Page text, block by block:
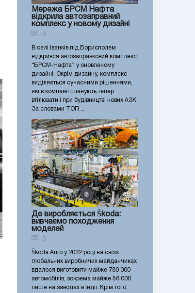
Мережа БРСМ Нафта
відкрила автозаправний
комплекс у новому дизайні
0
В селі Іванків під Борисполем
відкрився автозаправковий комплекс
“БРСМ-Нафта” у оновленому
дизайні. Окрім дизайну, комплекс
виділяється сучасними рішеннями,
які в компанії планують тепер
втілювати і при будівництві нових АЗК.
За словами ТОП ...
Де виробляється Škoda:
вивчаємо походження
моделей
0
Škoda Auto у 2022 році на своїх
глобальних виробничих майданчиках
вдалося виготовити майже 780 000
автомобілів, зокрема майже 56 000
лише на заводах в Індії. Крім того,